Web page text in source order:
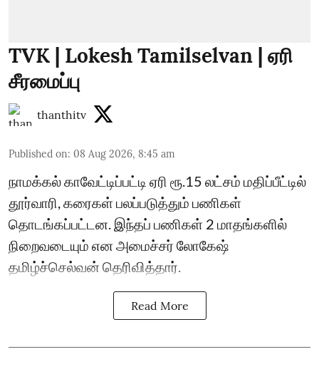
TVK | Lokesh Tamilselvan | ஏரி
சீரமைப்பு
thanthitv
Published on: 08 Aug 2026, 8:45 am
நாமக்கல் காவேட்டிப்பட்டி ஏரி ரூ.15 லட்சம் மதிப்பீட்டில்
தூர்வாரி, கரைகள் பலப்படுத்தும் பணிகள்
தொடங்கப்பட்டன. இந்தப் பணிகள் 2 மாதங்களில்
நிறைவடையும் என அமைச்சர் லோகேஷ்
தமிழ்ச்செல்வன் தெரிவித்தார்.
Read More